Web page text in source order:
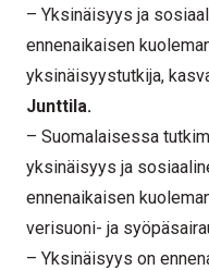
– Yksinäisyys ja
ennenaikaisen
yksinäisyystutkija,
Junttila.
– Suomalaisessa
yksinäisyys ja
ennenaikaisen
verisuoni- ja
– Yksinäisyys on